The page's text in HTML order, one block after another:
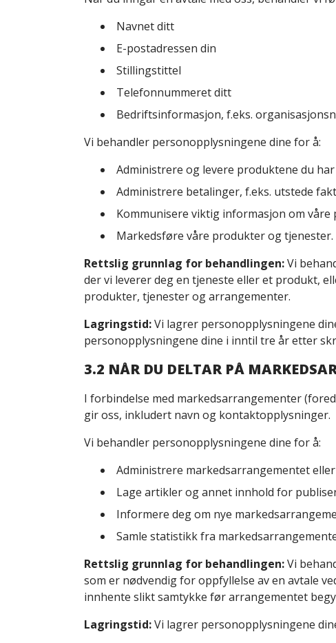
Navnet ditt
E-postadressen din
Stillingstittel
Telefonnummeret ditt
Bedriftsinformasjon, f.eks.
Vi behandler personopplysningene dine for å:
Administrere og levere produktene du
Administrere betalinger, f.eks. utstede
Kommunisere viktig informasjon om
Markedsføre våre produkter og tjenester.
Rettslig grunnlag for behandlingen:Vi
der vi leverer deg en tjeneste eller et produkt,
produkter, tjenester og arrangementer.
Lagringstid:Vi lagrer personopplysningene
personopplysningene dine i inntil tre år etter
3.2 NÅR DU DELTAR PÅ
I forbindelse med markedsarrangementer
gir oss, inkludert navn og kontaktopplysninger.
Vi behandler personopplysningene dine for å:
Administrere markedsarrangementet
Lage artikler og annet innhold for
Informere deg om nye
Samle statistikk fra
Rettslig grunnlag for behandlingen:Vi
som er nødvendig for oppfyllelse av en avtale
innhente slikt samtykke før arrangementet
Lagringstid:Vi lagrer personopplysningene